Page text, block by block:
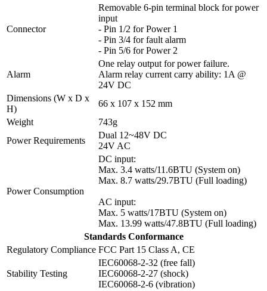
Connector
Removable 6-pin terminal block for power
input
- Pin 1/2 for Power 1
- Pin 3/4 for fault alarm
- Pin 5/6 for Power 2
Alarm
One relay output for power failure.
Alarm relay current carry ability: 1A @
24V DC
Dimensions (W x D x
H)
66 x 107 x 152 mm
Weight
743g
Power Requirements
Dual 12~48V DC
24V AC
Power Consumption
DC input:
Max. 3.4 watts/11.6BTU (System on)
Max. 8.7 watts/29.7BTU (Full loading)
AC input:
Max. 5 watts/17BTU (System on)
Max. 13.99 watts/47.8BTU (Full loading)
Standards Conformance
Regulatory Compliance FCC Part 15 Class A, CE
Stability Testing
IEC60068-2-32 (free fall)
IEC60068-2-27 (shock)
IEC60068-2-6 (vibration)